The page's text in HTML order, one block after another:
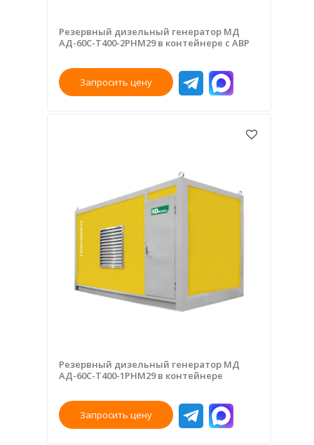
Резервный дизельный генератор МД
АД-60С-Т400-2РНМ29 в контейнере с АВР
Запросить цену
Резервный дизельный генератор МД
АД-60С-Т400-1РНМ29 в контейнере
Запросить цену